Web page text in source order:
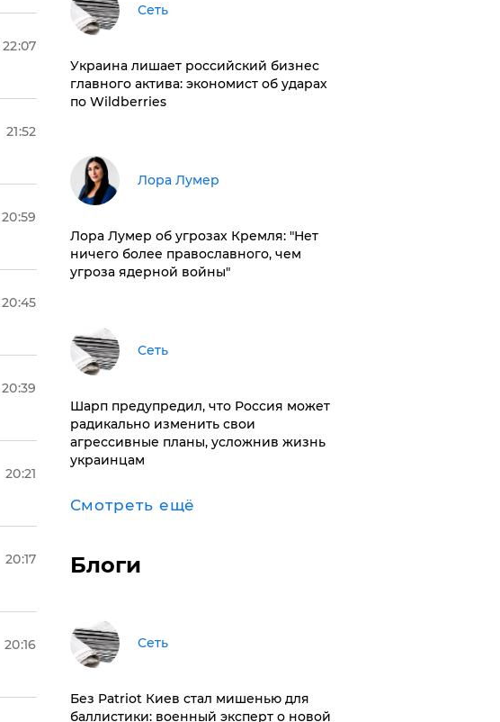
22:07
21:52
20:59
20:45
20:39
20:21
20:17
20:16
Сеть
​Украина лишает российский бизнес
главного актива: экономист об ударах
по Wildberries
​Лора Лумер
Лора Лумер об угрозах Кремля: "Нет
ничего более православного, чем
угроза ядерной войны"
Сеть
Шарп предупредил, что Россия может
радикально изменить свои
агрессивные планы, усложнив жизнь
украинцам
Смотреть ещё
Блоги
Сеть
​Без Patriot Киев стал мишенью для
баллистики: военный эксперт о новой